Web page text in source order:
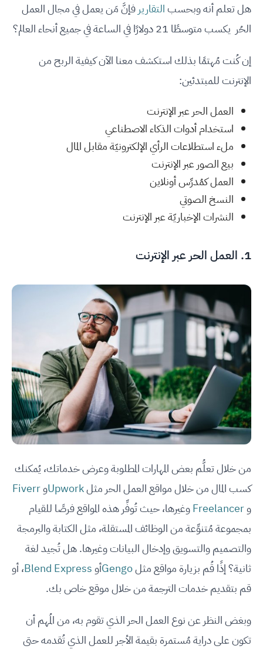
هل تعلم أنه وبحسبالتقارير فإنَّ مَن يعمل في مجال العمل
الحُر يكسب متوسطًا 21 دولارًا في الساعة في جميع أنحاء العالم؟
إن كُنت مُهتمًا بذلك استكشف معنا الآن كيفية الربح من
الإنترنت للمبتدئين:
العمل الحر عبر الإنترنت
استخدام أدوات الذكاء الاصطناعي
ملء استطلاعات الرأي الإلكترونيّة مقابل المال
بيع الصور عبر الإنترنت
العمل كمُدرِّس أونلاين
النسخ الصوتي
النشرات الإخباريّة عبر الإنترنت
1. العمل الحر عبر الإنترنت
من خلال تعلُّم بعض المهارات المطلوبة وعرض خدماتك، يُمكنك
كسب المال من خلال مواقع العمل الحر مثلUpworkوFiverr
وFreelancerوغيرها، حيث تُوفِّر هذه المواقع فرصًا للقيام
بمجموعة مُتنوِّعة من الوظائف المستقلة، مثل الكتابة والبرمجة
والتصميم والتسويق وإدخال البيانات وغيرها. هل تُجيد لغة
ثانية؟ إذًا قُم بزيارة مواقع مثلGengoأوBlend Express، أو
قم بتقديم خدمات الترجمة من خلال موقع خاص بك.
وبغض النظر عن نوع العمل الحر الذي تقوم به، من المُهم أن
تكون على دراية مُستمرة بقيمة الأجر للعمل الذي تُقدمه حتى